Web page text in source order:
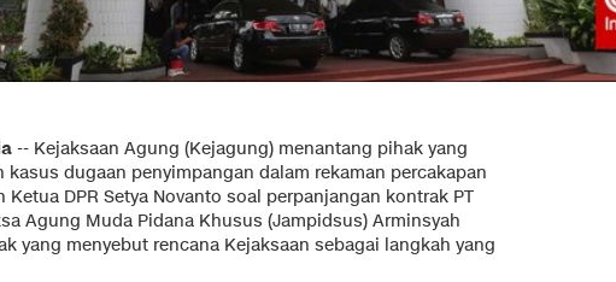
-- Kejaksaan Agung (Kejagung) menantang pihak yang
dugaan penyimpangan dalam rekaman percakapan
DPR Setya Novanto soal perpanjangan kontrak PT
Agung Muda Pidana Khusus (Jampidsus) Arminsyah
yang menyebut rencana Kejaksaan sebagai langkah yang